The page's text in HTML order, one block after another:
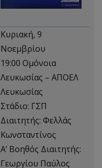
Κυριακή, 9
Νοεμβρίου
19:00 Ομόνοια
Λευκωσίας – ΑΠΟΕΛ
Λευκωσίας
Στάδιο: ΓΣΠ
Διαιτητής: Φελλάς
Κωνσταντίνος
Α’ Βοηθός Διαιτητής:
Γεωργίου Παύλος